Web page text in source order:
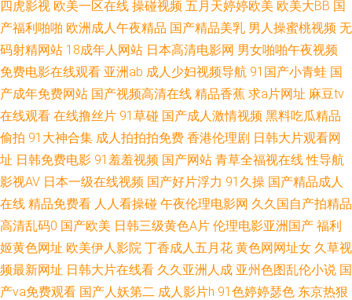
袜第1页 黄色网免网站 午夜影院006 大香蕉AV大香蕉 欧美午夜居场朝喷 在
线观看国产2021 国产在线视频专区 神马电影午夜在线 v在线观看 免费国产
视频在线观看 亚洲三级性爱 国产肥老上视频 日本户外激情 8哥电影网站 九
九在线精品视频 先锋5566资源网 国产91白丝在线播放 日本精品αv中文字幕
91精品国产高清 久久偷拍视频网 亚洲国产日韩欧美三级 国产高清在线观看
精品 日韩欧美亚洲中文乱码 人妻三级毛片 激情四虎 中文字幕观看 3级A毛片
四虎影视 欧美一区在线 操碰视频 五月天婷婷欧美 欧美大BB 国
产福利啪啪 欧洲成人午夜精品 国产精品美乳 男人操蜜桃视频 无
码射精网站 18成年人网站 日本高清电影网 男女啪啪午夜视频
免费电影在线观看 亚洲ab 成人少妇视频导航 91国产小青蛙 国
产成年免费网站 国产视频高清在线 精品香蕉 求a片网址 麻豆tv
在线观看 在线撸丝片 91草碰 国产成人激情视频 黑料吃瓜精品
偷拍 91大神合集 成人拍拍拍免费 香港伦理剧 日韩大片观看网
址 日韩免费电影 91羞羞视频 国产网站 青草全福视在线 性导航
影视AV 日本一级在线视频 国产好片浮力 91久操 国产精品成人
在线 精品免费看 人人看操碰 午夜伦理电影网 久久国自产拍精品
高清乱码0 国产欧美 日韩三级黄色A片 伦理电影亚洲国产 福利
姬黄色网址 欧美伊人影院 丁香成人五月花 黄色网网址女 久草视
频最新网址 日韩大片在线看 久久亚洲人成 亚州色图乱伦小说 国
产va免费观看 国产人妖第二 成人影片h 91色婷婷瑟色 东京热狠